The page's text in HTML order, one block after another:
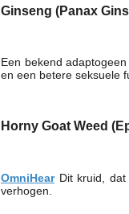
Ginseng (Panax
Een bekend
en een betere seksuele
Horny Goat Weed
OmniHear Dit kruid,
verhogen.